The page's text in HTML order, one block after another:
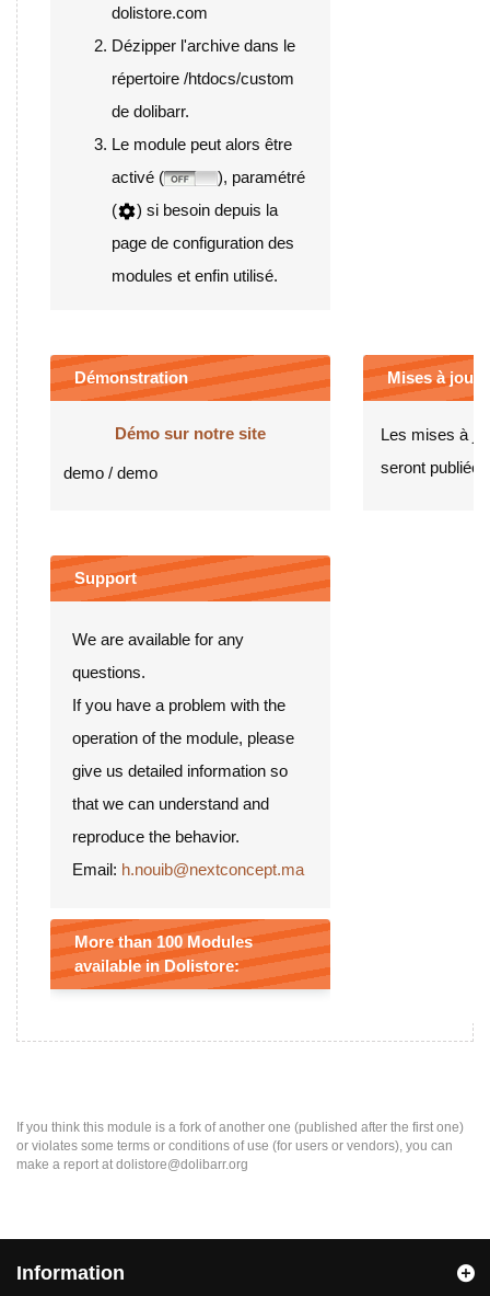
dolistore.com
Dézipper l'archive dans le
répertoire /htdocs/custom
de dolibarr.
Le module peut alors être
activé (
), paramétré
(
) si besoin depuis la
page de configuration des
modules et enfin utilisé.
Démonstration
Démo sur notre site
demo / demo
Mises à jour
Les mises à
seront
Support
We are available for any
questions.
If you have a problem with the
operation of the module, please
give us detailed information so
that we can understand and
reproduce the behavior.
Email: h.nouib@nextconcept.ma
More than 100 Modules
available in Dolistore:
If you think this module is a fork of another one (published after the first one)
or violates some terms or conditions of use (for users or vendors), you can
make a report at dolistore@dolibarr.org
Information